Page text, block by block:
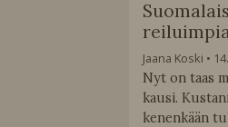
Jaana Koski
Nyt on taas
kausi.
kenenkään